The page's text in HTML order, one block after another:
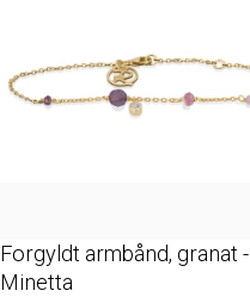
Forgyldt armbånd, granat -
Minetta